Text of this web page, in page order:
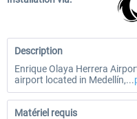
Description
Enrique Olaya Herrera
airport located in Medellín,...
Matériel requis